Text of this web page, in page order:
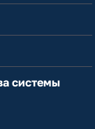
системы